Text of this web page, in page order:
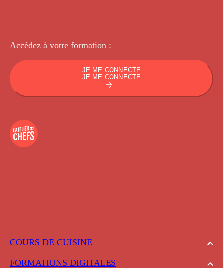
COURS DE CUISINE
FORMATIONS DIGITALES
Accédez à votre formation :
JE ME CONNECTE
JE ME CONNECTE